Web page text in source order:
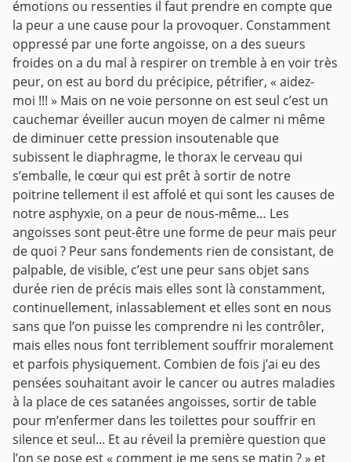
émotions ou ressenties il faut prendre en compte que
la peur a une cause pour la provoquer. Constamment
oppressé par une forte angoisse, on a des sueurs
froides on a du mal à respirer on tremble à en voir très
peur, on est au bord du précipice, pétrifier, « aidez-
moi !!! » Mais on ne voie personne on est seul c’est un
cauchemar éveiller aucun moyen de calmer ni même
de diminuer cette pression insoutenable que
subissent le diaphragme, le thorax le cerveau qui
s’emballe, le cœur qui est prêt à sortir de notre
poitrine tellement il est affolé et qui sont les causes de
notre asphyxie, on a peur de nous-même… Les
angoisses sont peut-être une forme de peur mais peur
de quoi ? Peur sans fondements rien de consistant, de
palpable, de visible, c’est une peur sans objet sans
durée rien de précis mais elles sont là constamment,
continuellement, inlassablement et elles sont en nous
sans que l’on puisse les comprendre ni les contrôler,
mais elles nous font terriblement souffrir moralement
et parfois physiquement. Combien de fois j’ai eu des
pensées souhaitant avoir le cancer ou autres maladies
à la place de ces satanées angoisses, sortir de table
pour m’enfermer dans les toilettes pour souffrir en
silence et seul... Et au réveil la première question que
l’on se pose est « comment je me sens se matin ? » et